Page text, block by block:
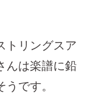
トリングスア
んは楽譜に鉛
です。